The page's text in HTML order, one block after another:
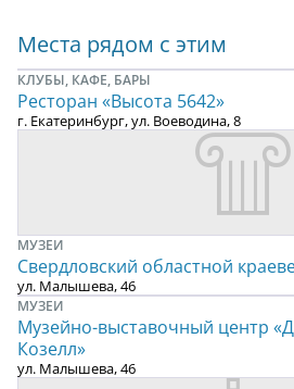
Места рядом с этим
КЛУБЫ, КАФЕ, БАРЫ
Ресторан «Высота 5642»
г. Екатеринбург, ул. Воеводина, 8
МУЗЕИ
Свердловский областной
ул. Малышева, 46
МУЗЕИ
Музейно-выставочный центр
Козелл»
ул. Малышева, 46